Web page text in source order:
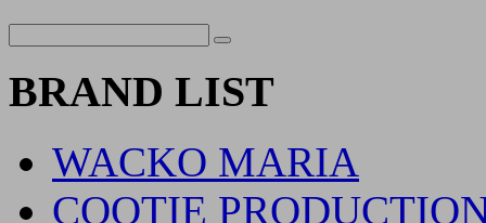
BRAND LIST
WACKO MARIA
COOTIE